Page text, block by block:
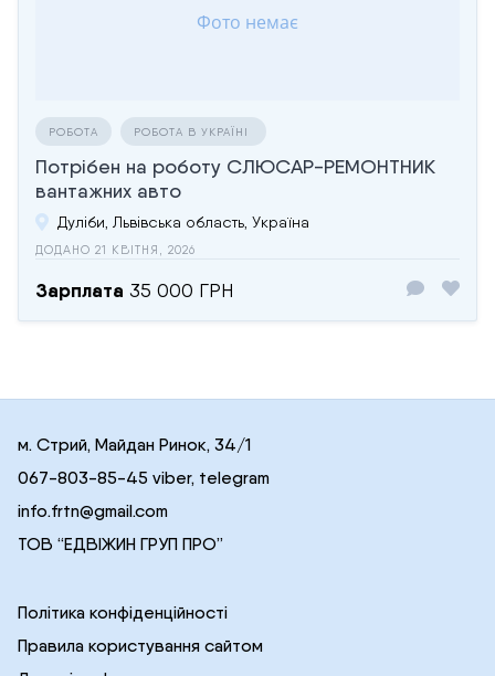
РОБОТА РОБОТА В УКРАЇНІ
Потрібен на роботу СЛЮСАР-РЕМОНТНИК
вантажних авто
Дуліби, Львівська область, Україна
ДОДАНО 21 КВІТНЯ, 2026
Зарплата 35 000 ГРН
м. Стрий, Майдан Ринок, 34/1
067-803-85-45 viber, telegram
info.frtn@gmail.com
ТОВ “ЕДВІЖИН ГРУП ПРО”
Політика конфіденційності
Правила користування сайтом